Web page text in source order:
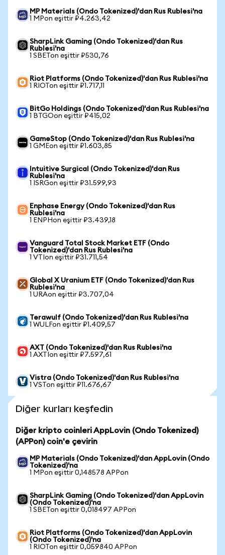
MP Materials (Ondo Tokenized)'dan Rus Rublesi'na
1 MPon eşittir ₽4.263,42
SharpLink Gaming (Ondo Tokenized)'dan Rus
Rublesi'na
1 SBETon eşittir ₽530,76
Riot Platforms (Ondo Tokenized)'dan Rus Rublesi'na
1 RIOTon eşittir ₽1.717,11
BitGo Holdings (Ondo Tokenized)'dan Rus Rublesi'na
1 BTGOon eşittir ₽415,02
GameStop (Ondo Tokenized)'dan Rus Rublesi'na
1 GMEon eşittir ₽1.603,85
Intuitive Surgical (Ondo Tokenized)'dan Rus
Rublesi'na
1 ISRGon eşittir ₽31.599,93
Enphase Energy (Ondo Tokenized)'dan Rus
Rublesi'na
1 ENPHon eşittir ₽3.439,18
Vanguard Total Stock Market ETF (Ondo
Tokenized)'dan Rus Rublesi'na
1 VTIon eşittir ₽31.711,54
Global X Uranium ETF (Ondo Tokenized)'dan Rus
Rublesi'na
1 URAon eşittir ₽3.707,04
Terawulf (Ondo Tokenized)'dan Rus Rublesi'na
1 WULFon eşittir ₽1.409,57
AXT (Ondo Tokenized)'dan Rus Rublesi'na
1 AXTIon eşittir ₽7.597,61
Vistra (Ondo Tokenized)'dan Rus Rublesi'na
1 VSTon eşittir ₽11.676,67
Diğer kurları keşfedin
Diğer kripto coinleri AppLovin (Ondo Tokenized)
(APPon) coin'e çevirin
MP Materials (Ondo Tokenized)'dan AppLovin (Ondo
Tokenized)'na
1 MPon eşittir 0,148578 APPon
SharpLink Gaming (Ondo Tokenized)'dan AppLovin
(Ondo Tokenized)'na
1 SBETon eşittir 0,018497 APPon
Riot Platforms (Ondo Tokenized)'dan AppLovin
(Ondo Tokenized)'na
1 RIOTon eşittir 0,059840 APPon